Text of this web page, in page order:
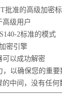
批准的高级加密
高级用户
2标准的模式
密引擎
可以成功解密
，以确保您的重
中间，没有任何